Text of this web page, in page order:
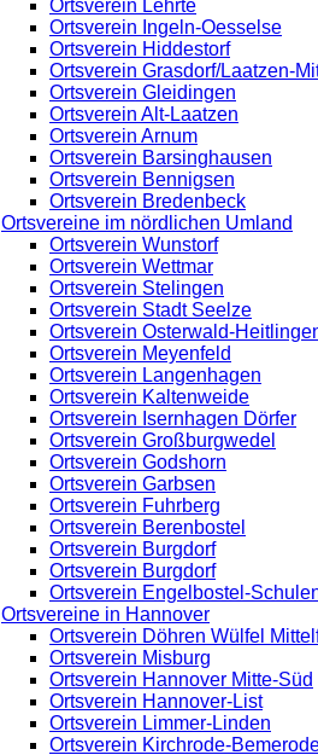
Ortsverein Lehrte
Ortsverein Ingeln-Oesselse
Ortsverein Hiddestorf
Ortsverein Grasdorf/Laatzen-
Ortsverein Gleidingen
Ortsverein Alt-Laatzen
Ortsverein Arnum
Ortsverein Barsinghausen
Ortsverein Bennigsen
Ortsverein Bredenbeck
Ortsvereine im nördlichen Umland
Ortsverein Wunstorf
Ortsverein Wettmar
Ortsverein Stelingen
Ortsverein Stadt Seelze
Ortsverein Osterwald-
Ortsverein Meyenfeld
Ortsverein Langenhagen
Ortsverein Kaltenweide
Ortsverein Isernhagen Dörfer
Ortsverein Großburgwedel
Ortsverein Godshorn
Ortsverein Garbsen
Ortsverein Fuhrberg
Ortsverein Berenbostel
Ortsverein Burgdorf
Ortsverein Burgdorf
Ortsverein Engelbostel-
Ortsvereine in Hannover
Ortsverein Döhren Wülfel
Ortsverein Misburg
Ortsverein Hannover Mitte-Süd
Ortsverein Hannover-List
Ortsverein Limmer-Linden
Ortsverein Kirchrode-